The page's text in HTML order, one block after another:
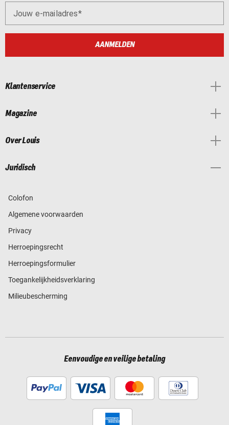
Jouw e-mailadres
AANMELDEN
Klantenservice
Magazine
Over Louis
Juridisch
Colofon
Algemene voorwaarden
Privacy
Herroepingsrecht
Herroepingsformulier
Toegankelijkheidsverklaring
Milieubescherming
Eenvoudige en veilige betaling